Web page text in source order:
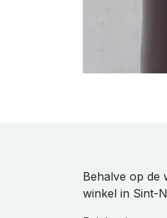
Behalve op de
winkel in Sint-